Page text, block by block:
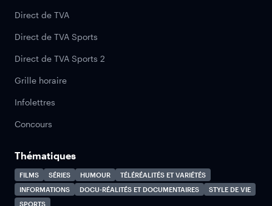
Direct de TVA
Direct de TVA Sports
Direct de TVA Sports 2
Grille horaire
Infolettres
Concours
Thématiques
FILMS SÉRIES HUMOUR
TÉLÉRÉALITÉS ET VARIÉTÉS
INFORMATIONS
DOCU-RÉALITÉS ET DOCUMENTAIRES
STYLE DE VIE
SPORTS